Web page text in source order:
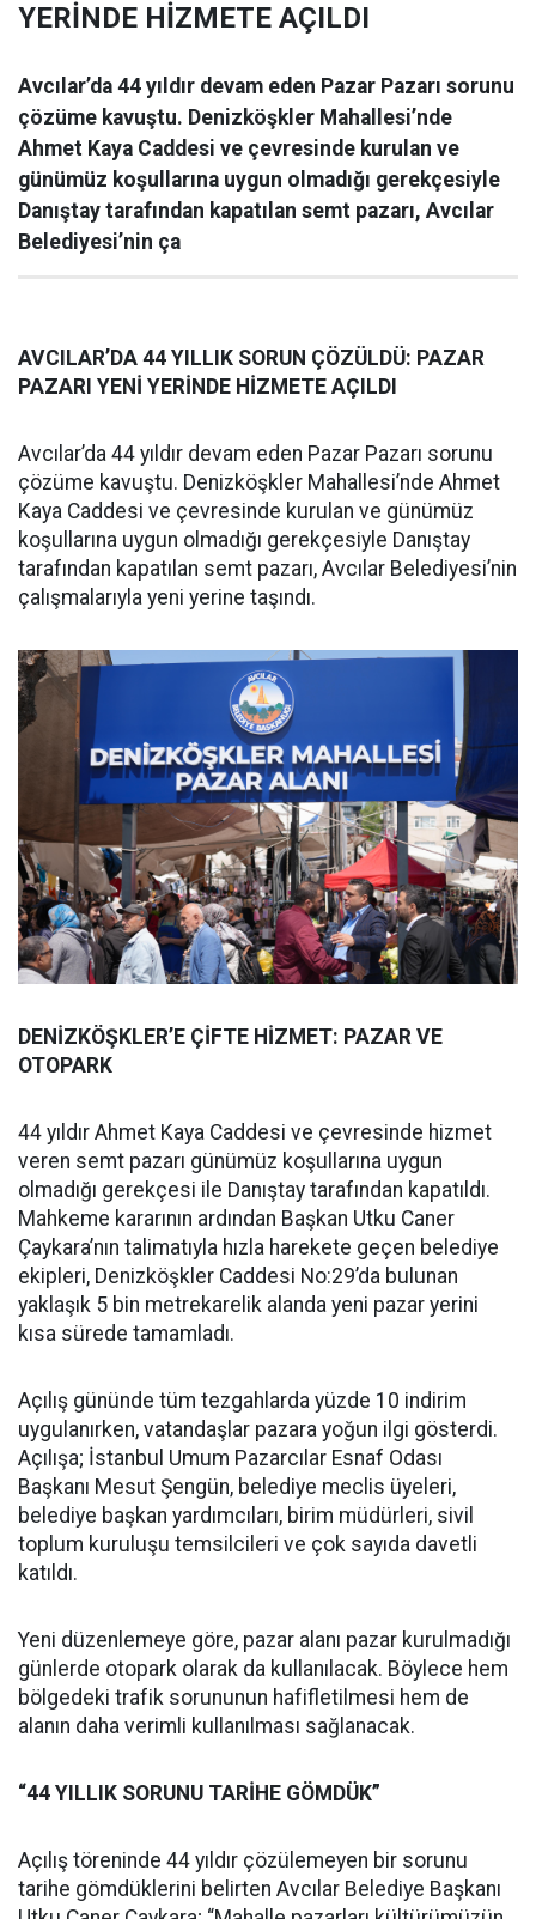
YERİNDE HİZMETE AÇILDI
Avcılar’da 44 yıldır devam eden Pazar Pazarı sorunu
çözüme kavuştu. Denizköşkler Mahallesi’nde
Ahmet Kaya Caddesi ve çevresinde kurulan ve
günümüz koşullarına uygun olmadığı gerekçesiyle
Danıştay tarafından kapatılan semt pazarı, Avcılar
Belediyesi’nin ça
AVCILAR’DA 44 YILLIK SORUN ÇÖZÜLDÜ: PAZAR
PAZARI YENİ YERİNDE HİZMETE AÇILDI
Avcılar’da 44 yıldır devam eden Pazar Pazarı sorunu
çözüme kavuştu. Denizköşkler Mahallesi’nde Ahmet
Kaya Caddesi ve çevresinde kurulan ve günümüz
koşullarına uygun olmadığı gerekçesiyle Danıştay
tarafından kapatılan semt pazarı, Avcılar Belediyesi’nin
çalışmalarıyla yeni yerine taşındı.
DENİZKÖŞKLER’E ÇİFTE HİZMET: PAZAR VE
OTOPARK
44 yıldır Ahmet Kaya Caddesi ve çevresinde hizmet
veren semt pazarı günümüz koşullarına uygun
olmadığı gerekçesi ile Danıştay tarafından kapatıldı.
Mahkeme kararının ardından Başkan Utku Caner
Çaykara’nın talimatıyla hızla harekete geçen belediye
ekipleri, Denizköşkler Caddesi No:29’da bulunan
yaklaşık 5 bin metrekarelik alanda yeni pazar yerini
kısa sürede tamamladı.
Açılış gününde tüm tezgahlarda yüzde 10 indirim
uygulanırken, vatandaşlar pazara yoğun ilgi gösterdi.
Açılışa; İstanbul Umum Pazarcılar Esnaf Odası
Başkanı Mesut Şengün, belediye meclis üyeleri,
belediye başkan yardımcıları, birim müdürleri, sivil
toplum kuruluşu temsilcileri ve çok sayıda davetli
katıldı.
Yeni düzenlemeye göre, pazar alanı pazar kurulmadığı
günlerde otopark olarak da kullanılacak. Böylece hem
bölgedeki trafik sorununun hafifletilmesi hem de
alanın daha verimli kullanılması sağlanacak.
“44 YILLIK SORUNU TARİHE GÖMDÜK”
Açılış töreninde 44 yıldır çözülemeyen bir sorunu
tarihe gömdüklerini belirten Avcılar Belediye Başkanı